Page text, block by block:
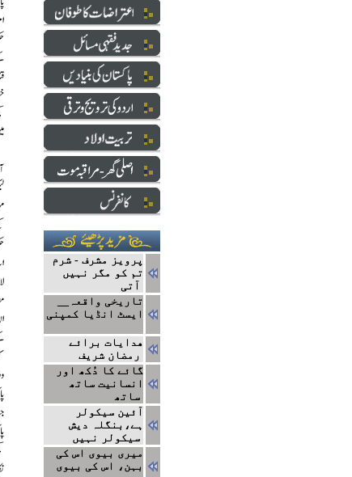
پرویز مشرف - شرم
تم کو مگر نہیں
آتی
تاریخی واقعہ__
ایسٹ انڈیا کمپنی
ھدایات برائے
رمضان شریف
گائے کا دُکھ اور
انسانیت ساتھ
ساتھ
آئین سیکولر
ہے،بنگلہ دیش
سیکولر نہیں
میری بیوی اس کی
بہن، اس کی بیوی